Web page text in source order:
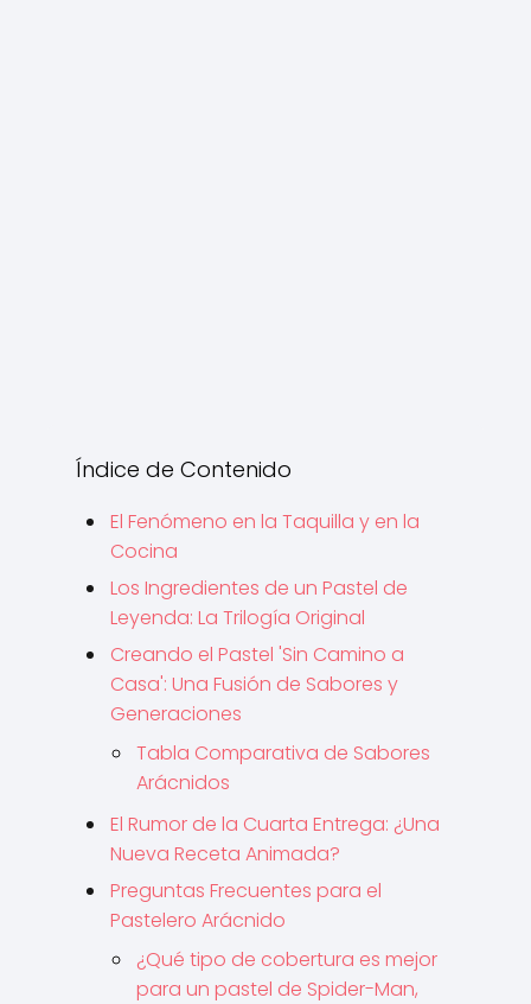
Índice de Contenido
El Fenómeno en la Taquilla y en la
Cocina
Los Ingredientes de un Pastel de
Leyenda: La Trilogía Original
Creando el Pastel 'Sin Camino a
Casa': Una Fusión de Sabores y
Generaciones
Tabla Comparativa de Sabores
Arácnidos
El Rumor de la Cuarta Entrega: ¿Una
Nueva Receta Animada?
Preguntas Frecuentes para el
Pastelero Arácnido
¿Qué tipo de cobertura es mejor
para un pastel de Spider-Man,